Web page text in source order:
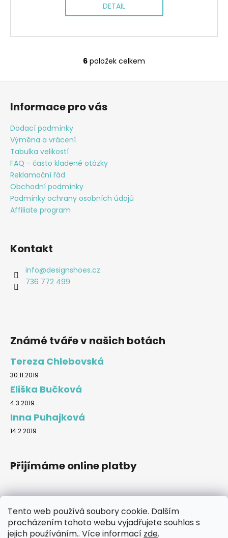
Tento web používá soubory cookie. Dalším
procházením tohoto webu vyjadřujete souhlas s
jejich používáním.. Více informací zde.
DETAIL
O
v
y
6 položek celkem
Z
Informace pro vás
Dodací podmínky
Výměna a vrácení
Tabulka velikostí
FAQ - často kladené otázky
Reklamační řád
Obchodní podmínky
Podmínky ochrany osobních údajů
Affiliate program
Kontakt
info@designshoes.cz
736 772 499
Známé tváře v našich botách
Tereza Chlebovská
30.11.2019
Eliška Bučková
4.3.2019
Inna Puhajková
14.2.2019
Přijímáme online platby
Značky